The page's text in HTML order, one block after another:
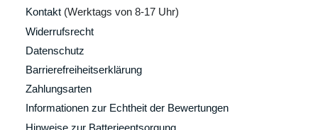
Kontakt (Werktags von 8-17 Uhr)
Widerrufsrecht
Datenschutz
Barrierefreiheitserklärung
Zahlungsarten
Informationen zur Echtheit der Bewertungen
Hinweise zur Batterieentsorgung